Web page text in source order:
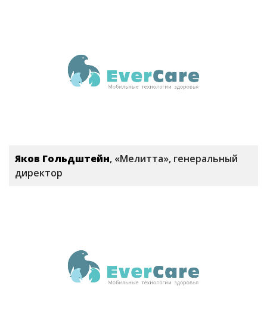
Яков Гольдштейн, «Мелитта», генеральный
директор